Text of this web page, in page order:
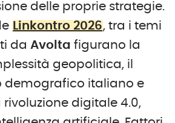
delle proprie strategie.
Linkontro 2026, tra i temi
da Avolta figurano la
geopolitica, il
italiano e
rivoluzione digitale 4.0,